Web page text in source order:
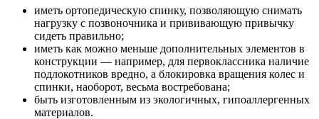
иметь ортопедическую спинку, позволяющую снимать
нагрузку с позвоночника и прививающую привычку
сидеть правильно;
иметь как можно меньше дополнительных элементов в
конструкции — например, для первоклассника наличие
подлокотников вредно, а блокировка вращения колес и
спинки, наоборот, весьма востребована;
быть изготовленным из экологичных, гипоаллергенных
материалов.